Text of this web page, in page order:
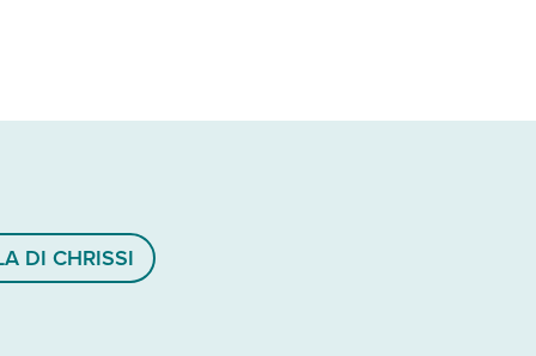
DI CHRISSI